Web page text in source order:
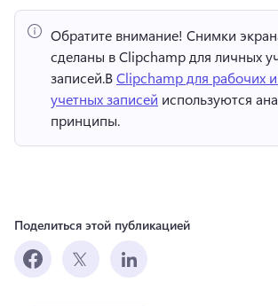
Обратите внимание! Снимки
сделаны в Clipchamp для личных
записей.В Clipchamp для рабочих
учетных записей используются
принципы.
Поделиться этой публикацией